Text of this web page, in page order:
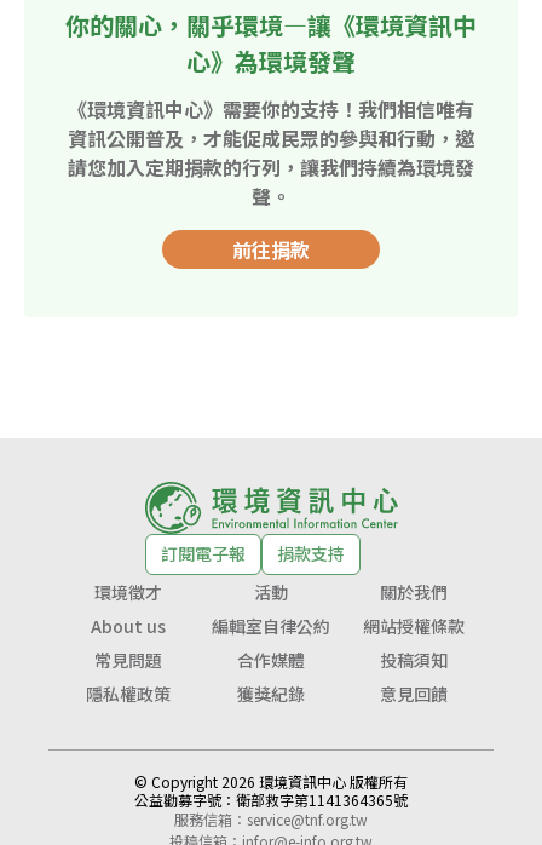
你的關心，關乎環境—讓《環境資訊中
心》為環境發聲
《環境資訊中心》需要你的支持！我們相信唯有
資訊公開普及，才能促成民眾的參與和行動，邀
請您加入定期捐款的行列，讓我們持續為環境發
聲。
前往捐款
訂閱電子報
捐款支持
環境徵才
活動
關於我們
About us
編輯室自律公約
網站授權條款
常見問題
合作媒體
投稿須知
隱私權政策
獲獎紀錄 意見回饋
© Copyright 2026 環境資訊中心 版權所有
公益勸募字號： 衛部救字第1141364365號
服務信箱： service@tnf.org.tw
投稿信箱： infor@e-info.org.tw